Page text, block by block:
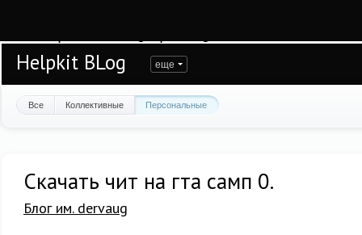
Helpkit BLog еще
Все Коллективные Персональные
Скачать чит на гта самп 0.
Блог им. dervaug